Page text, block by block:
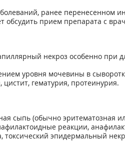
ранее перенесенном
обсудить прием препарата с
некроз особенно при
уровня мочевины в
гематурия, протеинурия.
сыпь (обычно эритематозная
реакции,
эпидермальный